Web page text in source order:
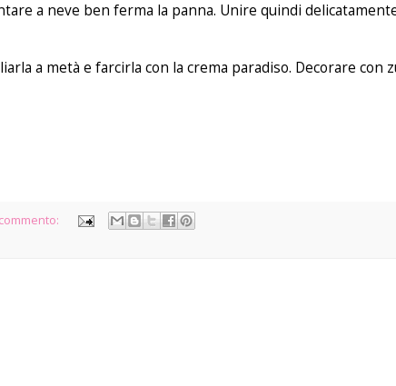
a neve ben ferma la panna. Unire quindi
a metà e farcirla con la crema paradiso. Decorare con